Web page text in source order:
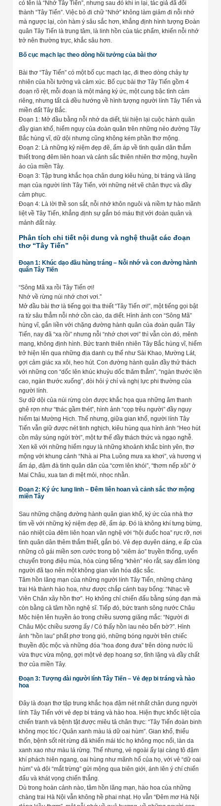
có tên là “Nhớ Tây Tiến”, nhưng sau đó khi in lại, tác giả đã đổi
thành “Tây Tiến”. Việc bỏ đi chữ “Nhớ” không làm giảm đi nỗi nhớ
mà ngược lại, còn hàm ý sâu sắc hơn, khẳng định hình tượng Đoàn
quân Tây Tiến là trung tâm, là linh hồn của tác phẩm, khiến nỗi nhớ
trở nên thường trực, khắc sâu hơn.
Bố cục mạch lạc theo dòng hồi tưởng của bài thơ
Bài thơ “Tây Tiến” có một bố cục mạch lạc, đi theo dòng chảy tự
nhiên của hồi tưởng và cảm xúc. Bố cục bài thơ Tây Tiến gồm 4
đoạn rõ rệt, mỗi đoạn là một mảng ký ức, một cung bậc tình cảm
riêng, nhưng tất cả đều hướng về hình tượng người lính Tây Tiến và
miền đất Tây Bắc.
Đoạn 1: Mở đầu bằng nỗi nhớ da diết, tái hiện lại cuộc hành quân
đầy gian khổ, hiểm nguy của đoàn quân trên những nẻo đường Tây
Bắc hùng vĩ, dữ dội nhưng cũng không kém phần thơ mộng.
Đoạn 2: Là những kỷ niệm đẹp đẽ, ấm áp về tình quân dân thắm
thiết trong đêm liên hoan và cảnh sắc thiên nhiên thơ mộng, huyền
ảo của miền Tây.
Đoạn 3: Tập trung khắc họa chân dung kiêu hùng, bi tráng và lãng
mạn của người lính Tây Tiến, với những nét vẽ chân thực và đầy
cảm phục.
Đoạn 4: Là lời thề son sắt, nỗi nhớ khôn nguôi và niềm tự hào mãnh
liệt về Tây Tiến, khẳng định sự gắn bó máu thịt với đoàn quân và
mảnh đất này.
Phân tích chi tiết nội dung và nghệ thuật các đoạn
thơ “Tây Tiến”
Đoạn 1: Khúc dạo đầu hùng tráng – Nỗi nhớ và con đường hành
quân Tây Tiến
“Sông Mã xa rồi Tây Tiến ơi!
Nhớ về rừng núi nhớ chơi vơi.”
Mở đầu bài thơ là tiếng gọi tha thiết “Tây Tiến ơi!”, một tiếng gọi bật
ra từ sâu thẳm nỗi nhớ cồn cào, da diết. Hình ảnh con “Sông Mã”
hùng vĩ, gắn liền với chặng đường hành quân của đoàn quân Tây
Tiến, nay đã “xa rồi” nhưng nỗi “nhớ chơi vơi” thì vẫn còn đó, mênh
mang, không định hình. Bức tranh thiên nhiên Tây Bắc hùng vĩ, hiểm
trở hiện lên qua những địa danh cụ thể như Sài Khao, Mường Lát,
gợi cảm giác xa xôi, heo hút. Con đường hành quân đầy thử thách
với những con “dốc lên khúc khuỷu dốc thăm thẳm”, “ngàn thước lên
cao, ngàn thước xuống”, đòi hỏi ý chí và nghị lực phi thường của
người lính.
Sự dữ dội của núi rừng còn được khắc họa qua những âm thanh
ghê rợn như “thác gầm thét”, hình ảnh “cọp trêu người” đầy nguy
hiểm tại Mường Hịch. Thế nhưng, giữa gian khổ, người lính Tây
Tiến vẫn giữ được nét tinh nghịch, kiêu hùng qua hình ảnh “Heo hút
cồn mây súng ngửi trời”, một tư thế đầy thách thức và ngạo nghễ.
Xen kẽ với những hiểm nguy là những khoảnh khắc bình yên, thơ
mộng với khung cảnh “Nhà ai Pha Luông mưa xa khơi”, và hương vị
ấm áp, đậm đà tình quân dân của “cơm lên khói”, “thơm nếp xôi” ở
Mai Châu, xua tan đi mệt mỏi, nhọc nhằn.
Đoạn 2: Ký ức lung linh – Đêm liên hoan và cảnh sắc thơ mộng
miền Tây
Sau những chặng đường hành quân gian khổ, ký ức của nhà thơ
tìm về với những kỷ niệm đẹp đẽ, ấm áp. Đó là không khí tưng bừng,
náo nhiệt của đêm liên hoan văn nghệ với “hội đuốc hoa” rực rỡ, nơi
tình quân dân thêm thắm thiết, gắn bó. Vẻ đẹp duyên dáng, e ấp của
những cô gái miền sơn cước trong bộ “xiêm áo” truyền thống, uyển
chuyển trong điệu múa, hòa cùng tiếng “khèn” réo rắt, say đắm lòng
người đã tạo nên một không gian văn hóa đặc sắc.
Tâm hồn lãng mạn của những người lính Tây Tiến, những chàng
trai Hà thành hào hoa, như được chắp cánh bay bổng: “Nhạc về
Viên Chăn xây hồn thơ”. Họ không chỉ chiến đấu bằng súng đạn mà
còn bằng cả tâm hồn nghệ sĩ. Tiếp đó, bức tranh sông nước Châu
Mộc hiện lên huyền ảo trong chiều sương giăng mắc: “Người đi
Châu Mộc chiều sương ấy / Có thấy hồn lau nẻo bến bờ?”. Hình
ảnh “hồn lau” phất phơ trong gió, những bóng người trên chiếc
thuyền độc mộc và những đóa “hoa đong đưa” trên dòng nước lũ
vừa thực vừa mộng, gợi một vẻ đẹp hoang sơ, tĩnh lặng và đầy chất
thơ của miền Tây.
Đoạn 3: Tượng đài người lính Tây Tiến – Vẻ đẹp bi tráng và hào
hoa
Đây là đoạn thơ tập trung khắc họa đậm nét nhất chân dung người
lính Tây Tiến với vẻ đẹp bi tráng và hào hoa. Hiện thực khốc liệt của
chiến tranh và bệnh tật được miêu tả chân thực: “Tây Tiến đoàn binh
không mọc tóc / Quân xanh màu lá dữ oai hùm”. Gian khổ, thiếu
thốn, bệnh sốt rét rừng đã khiến mái tóc họ không mọc nổi, làn da
xanh xao như màu lá rừng. Thế nhưng, vẻ ngoài ấy lại càng tô đậm
khí phách hiên ngang, oai hùng như mãnh hổ của họ, với vẻ “dữ oai
hùm” và đôi “mắt trừng” gửi mộng qua biên giới, ánh lên ý chí chiến
đấu và khát vọng chiến thắng.
Dù trong hoàn cảnh nào, tâm hồn lãng mạn, hào hoa của những
chàng trai Hà Nội vẫn không hề phai nhạt. Họ vẫn “Đêm mơ Hà Nội